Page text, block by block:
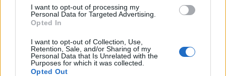
I want to opt-out of processing my
Personal Data for Targeted Advertising.
Opted In
I want to opt-out of Collection, Use,
Retention, Sale, and/or Sharing of my
Personal Data that Is Unrelated with the
Purposes for which it was collected.
Opted Out
visszalépett a pertől. A felperes korábban azzal...
KEDVES OLVASÓNK!
A keresett cikk a portfolio.hu hírarchívumához
tartozik, melynek olvasása előfizetéses